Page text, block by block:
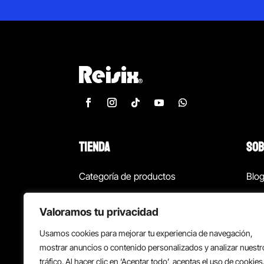
Valoramos tu privacidad
Usamos cookies para mejorar tu experiencia de navegación,
mostrar anuncios o contenido personalizados y analizar
tráfico. Al hacer clic en ‘Aceptar todo’, aceptas el uso de cookies.
TIENDA
Categoría de productos
¡Las mejores ofertas!
Back to school
Blog